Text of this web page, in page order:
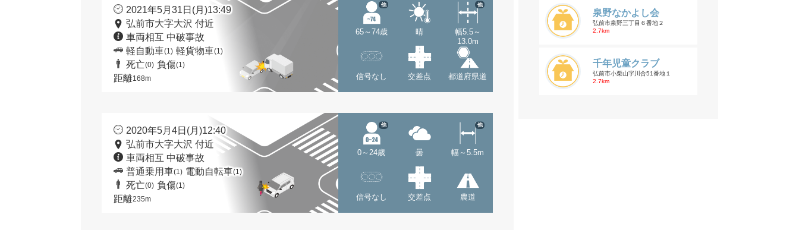
2021年5月31日(月)13:49
弘前市大字大沢 付近
車両相互 中破事故
軽自動車(1) 軽貨物車(1)
死亡(0) 負傷(1)
距離168m
65～74歳
他
晴
幅5.5～
13.0m
他
信号なし 交差点 都道府県道
2020年5月4日(月)12:40
弘前市大字大沢 付近
車両相互 中破事故
普通乗用車(1) 電動自転車(1)
死亡(0) 負傷(1)
距離235m
0～24歳
他
曇 幅～5.5m
他
信号なし 交差点 農道
泉野なかよし会
弘前市泉野三丁目６番地２
2.7km
千年児童クラブ
弘前市小栗山字川合51番地１
2.7km